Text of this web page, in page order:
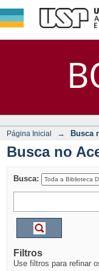
Página Inicial → Busca
Busca no
Busca:
Filtros
Use filtros para refinar